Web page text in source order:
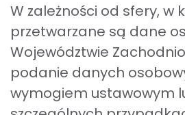
„Innowator
W zależności od sfery, w
przetwarzane są dane
Województwie
podanie danych
wymogiem ustawowym